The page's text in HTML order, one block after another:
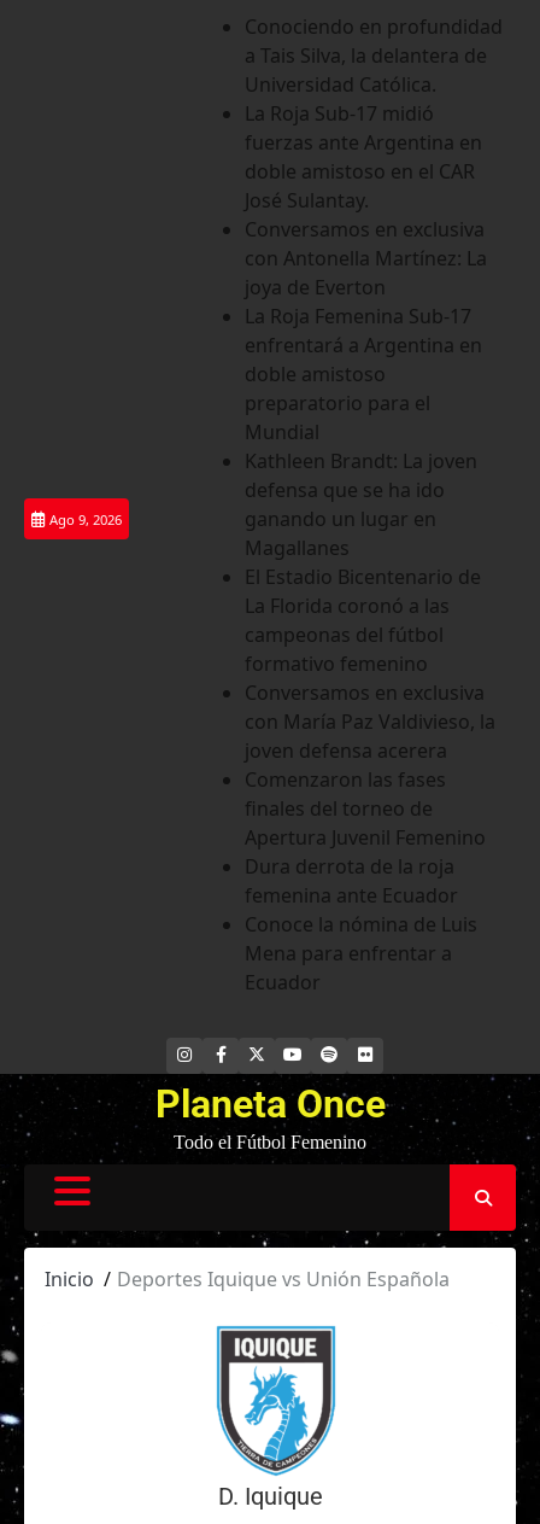
Ago 9, 2026
Conociendo en profundidad
a Tais Silva, la delantera de
Universidad Católica.
La Roja Sub-17 midió
fuerzas ante Argentina en
doble amistoso en el CAR
José Sulantay.
Conversamos en exclusiva
con Antonella Martínez: La
joya de Everton
La Roja Femenina Sub-17
enfrentará a Argentina en
doble amistoso
preparatorio para el
Mundial
Kathleen Brandt: La joven
defensa que se ha ido
ganando un lugar en
Magallanes
El Estadio Bicentenario de
La Florida coronó a las
campeonas del fútbol
formativo femenino
Conversamos en exclusiva
con María Paz Valdivieso, la
joven defensa acerera
Comenzaron las fases
finales del torneo de
Apertura Juvenil Femenino
Dura derrota de la roja
femenina ante Ecuador
Conoce la nómina de Luis
Mena para enfrentar a
Ecuador
INSTAGRAM
FACEBOOK YOUTUBE
SPOTIFYFLICKR
Planeta Once
Todo el Fútbol Femenino
Inicio Deportes Iquique vs Unión Española
D. Iquique